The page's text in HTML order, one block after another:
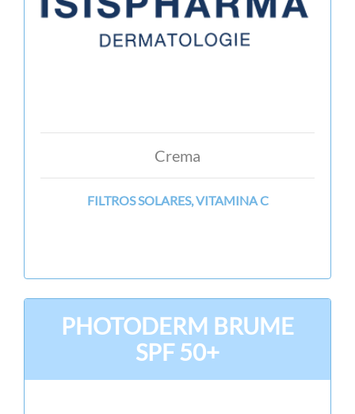
Crema
FILTROS SOLARES, VITAMINA C
PHOTODERM BRUME
SPF 50+